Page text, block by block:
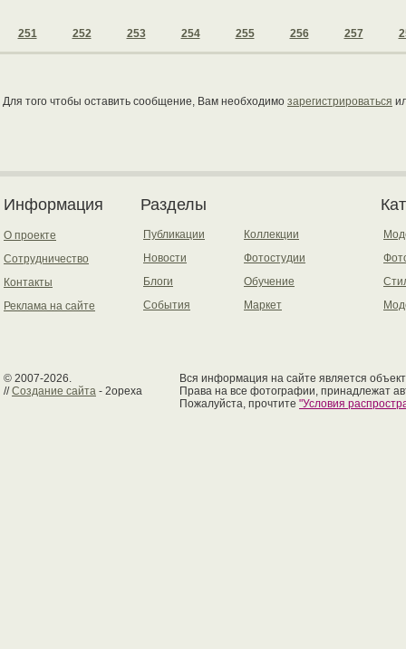
251 252 253 254 255 256 257
Для того чтобы оставить сообщение, Вам необходимо зарегистрироваться
Информация
О проекте
Сотрудничество
Контакты
Реклама на сайте
Разделы
Публикации
Новости
Блоги
События
Коллекции
Фотостудии
Обучение
Маркет
© 2007-2026.
//Создание сайта - 2opexa
Вся информация на сайте является
Права на все фотографии, принадлежат
Пожалуйста, прочтите "Условия